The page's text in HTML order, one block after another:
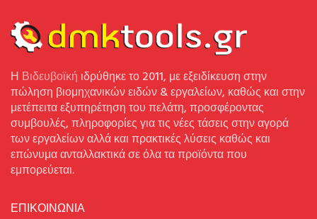
Η Βιδευβοϊκή ιδρύθηκε το 2011, με εξειδίκευση στην
πώληση βιομηχανικών ειδών & εργαλείων, καθώς και στην
μετέπειτα εξυπηρέτηση του πελάτη, προσφέροντας
συμβουλές, πληροφορίες για τις νέες τάσεις στην αγορά
των εργαλείων αλλά και πρακτικές λύσεις καθώς και
επώνυμα ανταλλακτικά σε όλα τα προϊόντα που
εμπορεύεται.
ΕΠΙΚΟΙΝΩΝΙΑ